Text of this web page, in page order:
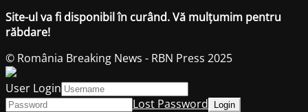
Site-ul va fi disponibil în curând. Vă mulțumim pentru
răbdare!
© România Breaking News - RBN Press 2025
User Login
Lost Password